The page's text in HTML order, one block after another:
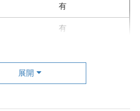
最便宜划算有保障?
有
有
展開